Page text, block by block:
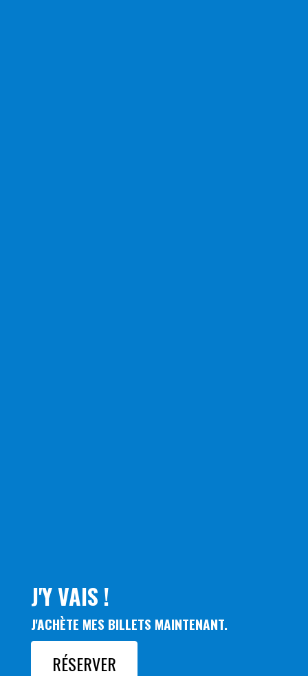
J'Y VAIS !
J'ACHÈTE MES BILLETS MAINTENANT.
RÉSERVER